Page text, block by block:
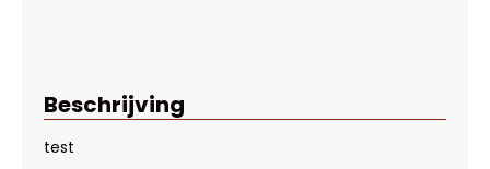
Beschrijving
test